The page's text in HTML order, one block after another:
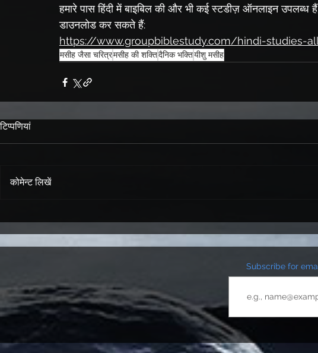
हमारे पास हिंदी में बाइबिल की और भी कई स्टडीज़ ऑनलाइन उपलब्ध
डाउनलोड कर सकते हैं:
https://www.groupbiblestudy.com/hindi-studies-
मसीह जैसा चरित्रमसीह की शक्तिदैनिक भक्तियीशु मसीह
टिप्पणियां
कोमेन्ट लिखें
Subscribe for